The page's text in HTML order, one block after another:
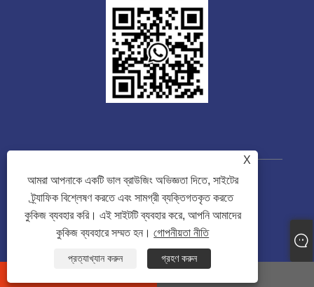
কপিরাইট © 2023 Guangdong Tongwei
Machinery Co., Ltd. সর্বস্বত্ব সংরক্ষিত৷
Links
Sitemap RSS
গোপনীয়তা নীতি
X
আমরা আপনাকে একটি ভাল ব্রাউজিং অভিজ্ঞতা দিতে, সাইটের
ট্র্যাফিক বিশ্লেষণ করতে এবং সামগ্রী ব্যক্তিগতকৃত করতে
কুকিজ ব্যবহার করি। এই সাইটটি ব্যবহার করে, আপনি আমাদের
কুকিজ ব্যবহারে সম্মত হন।গোপনীয়তা নীতি
প্রত্যাখ্যান করুন গ্রহণ করুন